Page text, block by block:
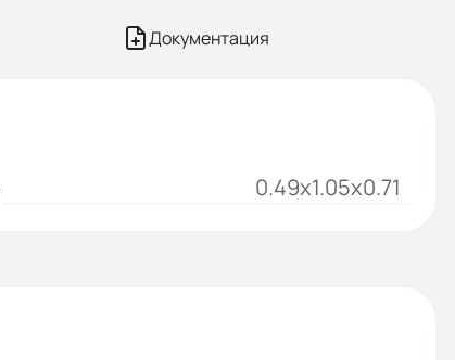
Документация
0.49x1.05x0.71